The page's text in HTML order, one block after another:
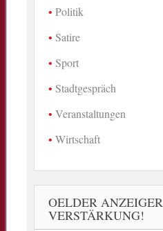
Politik
Satire
Sport
Stadtgespräch
Veranstaltungen
Wirtschaft
OELDER
VERSTÄRKUNG!